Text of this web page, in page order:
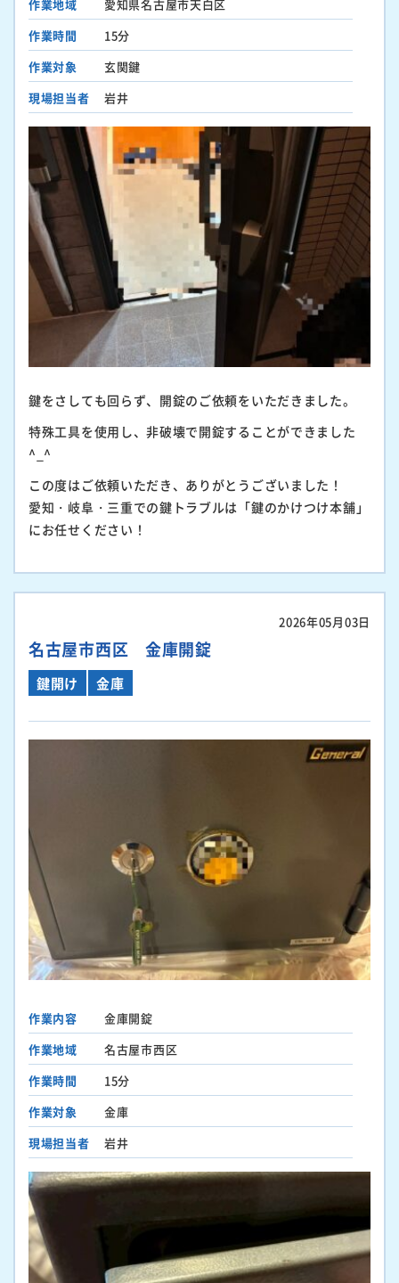
作業地域
愛知県名古屋市天白区
作業時間
15分
作業対象
玄関鍵
現場担当者
岩井
鍵をさしても回らず、開錠のご依頼をいただきました。
特殊工具を使用し、非破壊で開錠することができました
^_^
この度はご依頼いただき、ありがとうございました！
愛知・岐阜・三重での鍵トラブルは「鍵のかけつけ本舗」
にお任せください！
2026年05月03日
名古屋市西区 金庫開錠
鍵開け 金庫
作業内容
金庫開錠
作業地域
名古屋市西区
作業時間
15分
作業対象
金庫
現場担当者
岩井